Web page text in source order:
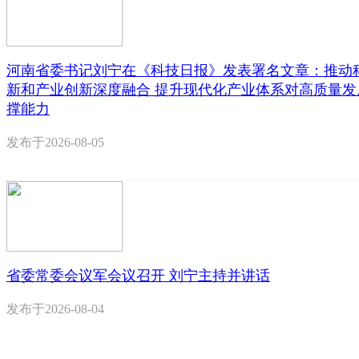
河南省委书记刘宁在《科技日报》发表署名文章：推动
新和产业创新深度融合 提升现代化产业体系对高质量
撑能力
发布于2026-08-05
省委常委会议军会议召开 刘宁主持并讲话
发布于2026-08-04